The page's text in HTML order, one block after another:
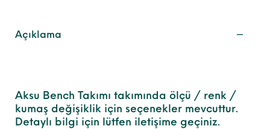
Açıklama
Aksu Bench Takımı takımında ölçü / renk /
kumaş değişiklik için seçenekler mevcuttur.
Detaylı bilgi için lütfen iletişime geçiniz.